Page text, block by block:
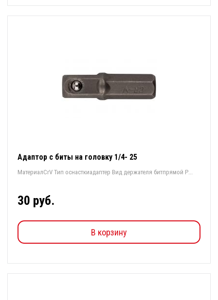
Адаптор с биты на головку 1/4- 25
МатериалCrV Тип оснасткиадаптер Вид держателя битпрямой Р...
30 руб.
В корзину